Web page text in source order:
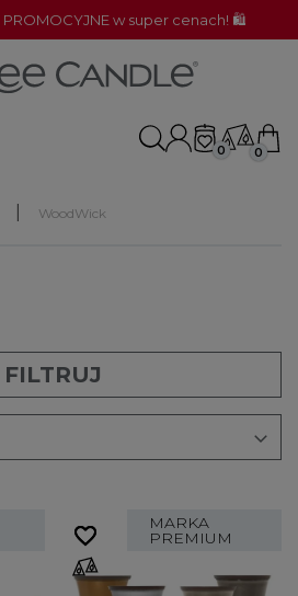
PROMOCYJNE w super cenach! 🛍️
0 0
WoodWick
FILTRUJ

MARKA
PREMIUM
favorite_border
favorite_border